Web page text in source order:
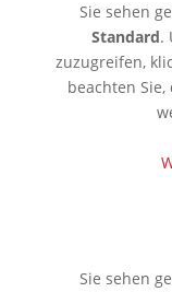
Sie sehen
Standard.
zuzugreifen,
beachten
Sie sehen